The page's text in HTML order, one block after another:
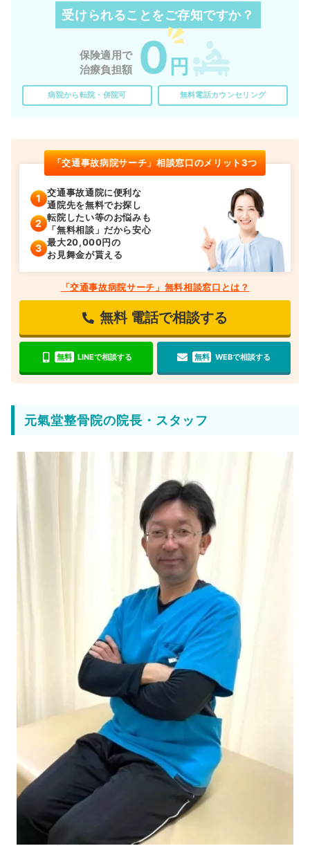
受けられることをご存知ですか？
保険適用で
治療負担額
0 円
病院から転院・併院可 無料電話カウンセリング
「交通事故病院サーチ」相談窓口のメリット3つ
交通事故通院に便利な
通院先を無料でお探し
転院したい等のお悩みも
「無料相談」だから安心
最大20,000円の
お見舞金が貰える
「交通事故病院サーチ」無料相談窓口とは？
無料 電話で相談する
無料 LINEで相談する 無料 WEBで相談する
元氣堂整骨院の院長・スタッフ